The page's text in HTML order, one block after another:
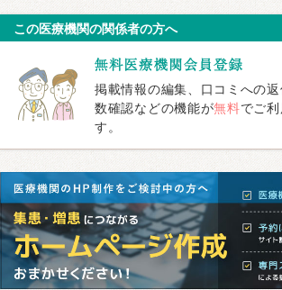
この医療機関の関係者の方へ
掲載情報の編集、口コミへの
数確認などの機能が無料でご
す。